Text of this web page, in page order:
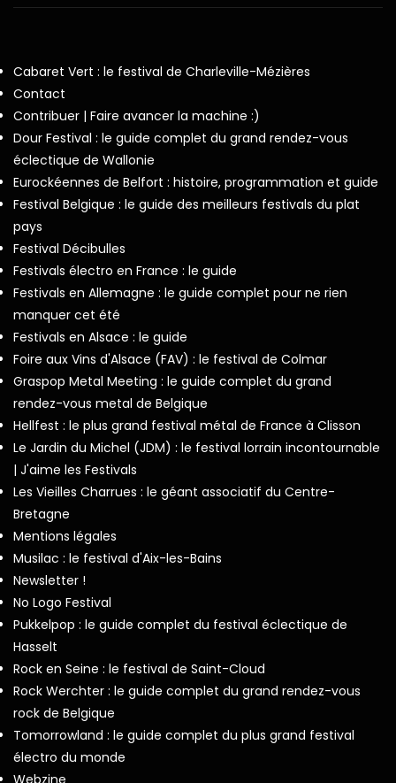
Cabaret Vert : le festival de Charleville-Mézières
Contact
Contribuer | Faire avancer la machine :)
Dour Festival : le guide complet du grand rendez-vous
éclectique de Wallonie
Eurockéennes de Belfort : histoire, programmation et guide
Festival Belgique : le guide des meilleurs festivals du plat
pays
Festival Décibulles
Festivals électro en France : le guide
Festivals en Allemagne : le guide complet pour ne rien
manquer cet été
Festivals en Alsace : le guide
Foire aux Vins d'Alsace (FAV) : le festival de Colmar
Graspop Metal Meeting : le guide complet du grand
rendez-vous metal de Belgique
Hellfest : le plus grand festival métal de France à Clisson
Le Jardin du Michel (JDM) : le festival lorrain incontournable
| J'aime les Festivals
Les Vieilles Charrues : le géant associatif du Centre-
Bretagne
Mentions légales
Musilac : le festival d'Aix-les-Bains
Newsletter !
No Logo Festival
Pukkelpop : le guide complet du festival éclectique de
Hasselt
Rock en Seine : le festival de Saint-Cloud
Rock Werchter : le guide complet du grand rendez-vous
rock de Belgique
Tomorrowland : le guide complet du plus grand festival
électro du monde